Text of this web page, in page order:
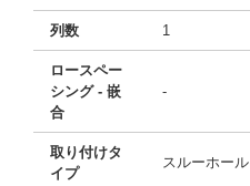
列数 1
ロースペー
シング - 嵌
合
-
取り付けタ
イプ
スルーホール